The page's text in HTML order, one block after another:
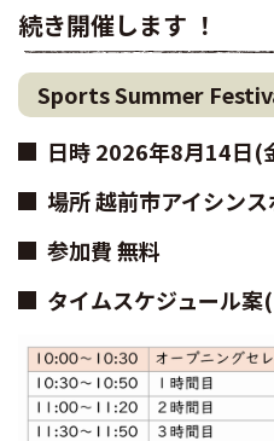
続き開催します ！
Sports Summer
日時 2026年8月14日
場所 越前市アイシン
参加費 無料
タイムスケジュール案